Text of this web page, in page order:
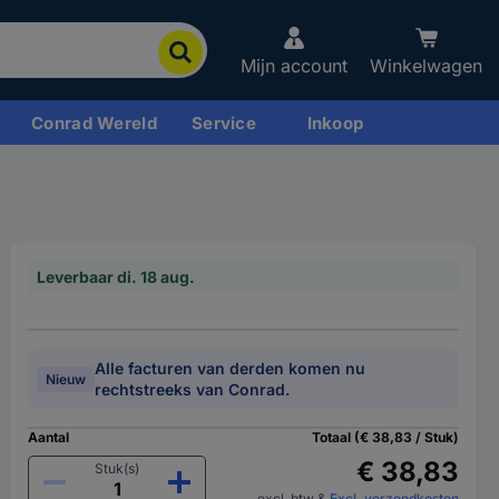
Mijn account Winkelwagen
Conrad Wereld Service Inkoop
Leverbaar di. 18 aug.
Nieuw
Alle facturen van derden komen nu
rechtstreeks van Conrad.
Aantal
Stuk(s)
Totaal (€ 38,83 / Stuk)
€ 38,83